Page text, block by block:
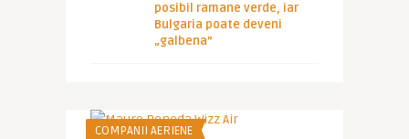
posibil ramane verde, iar
Bulgaria poate deveni
„galbena”
COMPANII AERIENE